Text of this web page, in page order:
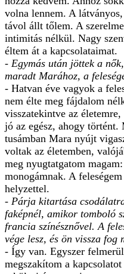
volna lennem. A
távol állt tőlem. A
intimitás nélkül. Nagy
éltem át a kapcsolataimat.
- Egymás után jöttek a
maradt Marához, a
- Hatvan éve vagyok a
nem élte meg fájdalom
visszatekintve az
jó az egész, ahogy
tusámban Mara nyújt
voltak az életemben,
meg nyugtatgatom
monogámnak. A
helyzettel.
- Párja kitartása
faképnél, amikor tomboló
francia színésznővel. A
vége lesz, és ön vissza fog
- Így van. Egyszer
megszakítom a